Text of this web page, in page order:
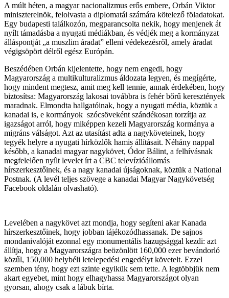
A múlt héten, a magyar nacionalizmus erős embere, Orbán Viktor
miniszterelnök, felolvasta a diplomatái számára kötelező föladatokat.
Egy budapesti találkozón, megparancsolta nekik, hogy menjenek át
nyílt támadásba a nyugati médiákban, és védjék meg a kormányzat
álláspontját „a muszlim áradat” elleni védekezésről, amely áradat
végigsöpört délről egész Európán.
Beszédében Orbán kijelentette, hogy nem engedi, hogy
Magyarország a multikulturalizmus áldozata legyen, és megígérte,
hogy mindent megtesz, amit meg kell tennie, annak érdekében, hogy
biztosítsa: Magyarország lakosai továbbra is fehér bőrű keresztények
maradnak. Elmondta hallgatóinak, hogy a nyugati média, köztük a
kanadai is, e kormányok szócsöveként szándékosan torzítja az
igazságot arról, hogy miképpen kezeli Magyarország kormánya a
migráns válságot. Azt az utasítást adta a nagyköveteinek, hogy
tegyék helyre a nyugati hírközlők hamis állításait. Néhány nappal
később, a kanadai magyar nagykövet, Ódor Bálint, a felhívásnak
megfelelően nyílt levelet írt a CBC televízióállomás
hírszerkesztőinek, és a nagy kanadai újságoknak, köztük a National
Postnak. (A levél teljes szövege a kanadai Magyar Nagykövetség
Facebook oldalán olvasható).
Levelében a nagykövet azt mondja, hogy segíteni akar Kanada
hírszerkesztőinek, hogy jobban tájékozódhassanak. De sajnos
mondanivalóját ezonnal egy monumentális hazugsággal kezdi: azt
állítja, hogy a Magyarországra beözönlött 160,000 ezer bevándorló
közűl, 150,000 helybéli letelepedési engedélyt követelt. Ezzel
szemben tény, hogy ezt szinte egyikük sem tette. A legtöbbjük nem
akart egyebet, mint hogy elhagyhassa Magyarországot olyan
gyorsan, ahogy csak a lábuk bírta.